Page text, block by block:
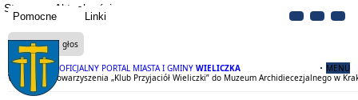
Pomocne Linki
OFICJALNY PORTAL MIASTA I GMINY WIELICZKA MENU
Strona Aktualności
Czytaj na głos
Wycieczka stowarzyszenia „Klub Przyjaciół Wieliczki” do Muzeum Archidiecezjalnego w